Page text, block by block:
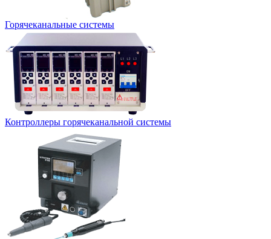
Горячеканальные системы
Контроллеры горячеканальной системы